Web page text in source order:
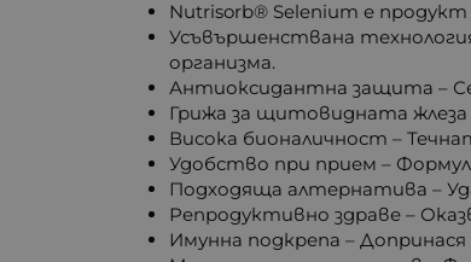
Nutrisorb® Selenium е
Усъвършенствана
организма.
Антиоксидантна защита –
Грижа за щитовидната
Висока бионаличност –
Удобство при прием –
Подходяща алтернатива –
Репродуктивно здраве –
Имунна подкрепа –